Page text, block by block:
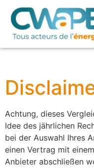
Achtung, dieses
Idee des jährlichen
bei der Auswahl Ihres
einen Vertrag mit
Anbieter abschließen
Cookie-Einstellungen